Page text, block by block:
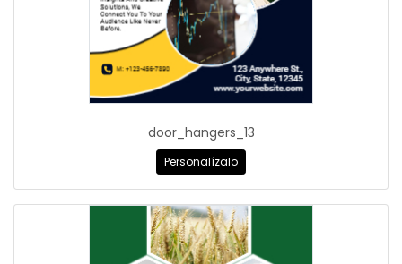
door_hangers_13
Personalízalo